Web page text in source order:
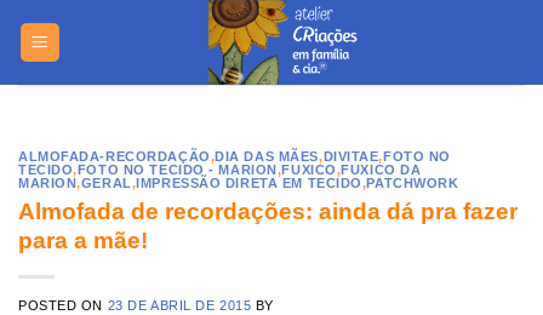
ALMOFADA-RECORDAÇÃO,DIA DAS MÃES,DIVITAE,FOTO NO
TECIDO,FOTO NO TECIDO - MARION,FUXICO,FUXICO DA
MARION,GERAL,IMPRESSÃO DIRETA EM TECIDO,PATCHWORK
Almofada de recordações: ainda dá pra fazer
para a mãe!
POSTED ON 23 DE ABRIL DE 2015 BY